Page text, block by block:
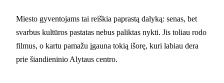
Miesto gyventojams tai reiškia paprastą dalyką: senas, bet
svarbus kultūros pastatas nebus paliktas nykti. Jis toliau rodo
filmus, o kartu pamažu įgauna tokią išorę, kuri labiau dera
prie šiandieninio Alytaus centro.